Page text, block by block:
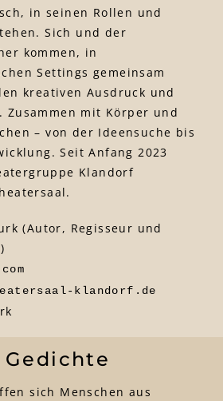
in seinen Rollen und
Sich und der
kommen, in
Settings gemeinsam
kreativen Ausdruck und
Zusammen mit Körper und
– von der Ideensuche bis
Seit Anfang 2023
Klandorf
(Autor, Regisseur und
klandorf.de
sich Menschen aus